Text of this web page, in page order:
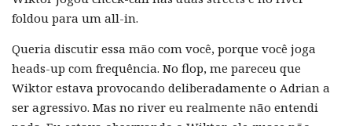
foldou para um all-in.
Queria discutir essa mão com você, porque você joga
heads-up com frequência. No flop, me pareceu que
Wiktor estava provocando deliberadamente o Adrian a
ser agressivo. Mas no river eu realmente não entendi